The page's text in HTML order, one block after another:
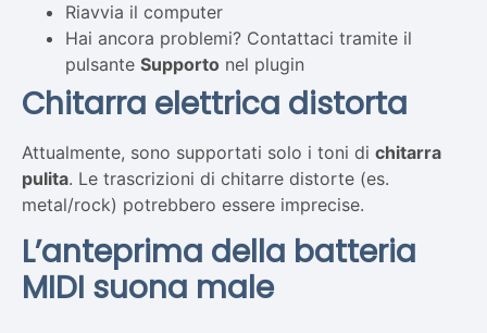
Riavvia il computer
Hai ancora problemi? Contattaci tramite il
pulsante Supporto nel plugin
Chitarra elettrica distorta
Attualmente, sono supportati solo i toni di chitarra
pulita. Le trascrizioni di chitarre distorte (es.
metal/rock) potrebbero essere imprecise.
L’anteprima della batteria
MIDI suona male